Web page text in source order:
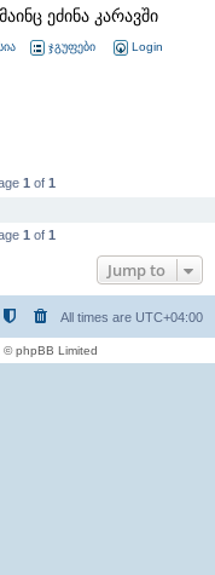
ეძინა კარავში
ჯგუფები
Login
1 of 1
1 of 1
Jump to
All times are UTC+04:00
© phpBB Limited